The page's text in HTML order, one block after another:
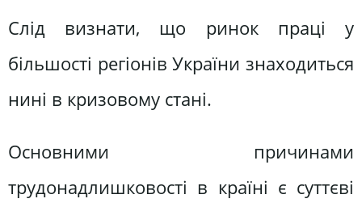
Слід визнати, що ринок праці у
більшості регіонів України знаходиться
нині в кризовому стані.
Основними причинами
трудонадлишковості в країні є суттєві